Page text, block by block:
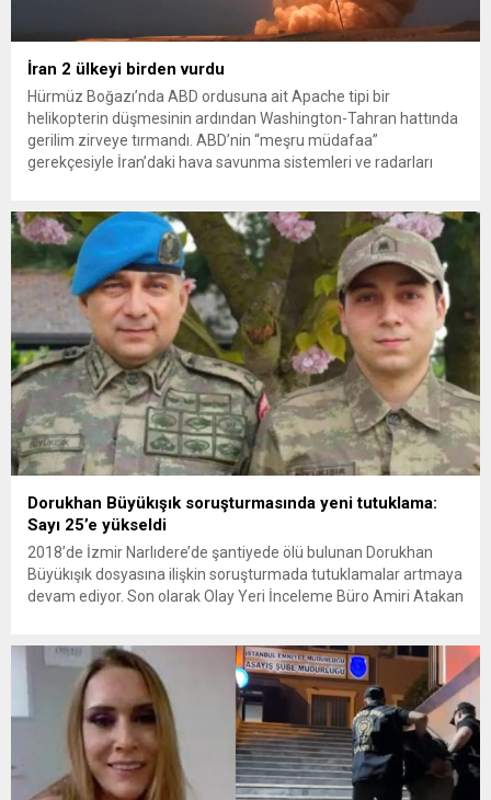
İran 2 ülkeyi birden vurdu
Hürmüz Boğazı’nda ABD ordusuna ait Apache tipi bir
helikopterin düşmesinin ardından Washington-Tahran hattında
gerilim zirveye tırmandı. ABD’nin “meşru müdafaa”
gerekçesiyle İran’daki hava savunma sistemleri ve radarları
yeni bir ABD saldırısına anında yanıt verileceğini duyurdu....
Dorukhan Büyükışık soruşturmasında yeni tutuklama:
Sayı 25’e yükseldi
2018’de İzmir Narlıdere’de şantiyede ölü bulunan Dorukhan
Büyükışık dosyasına ilişkin soruşturmada tutuklamalar artmaya
devam ediyor. Son olarak Olay Yeri İnceleme Büro Amiri Atakan
bulunan Dorukhan Büyükışık’a ilişkin yeniden açılan
soruşturmada tutuklamalar genişliyor. Son olarak dönemin...